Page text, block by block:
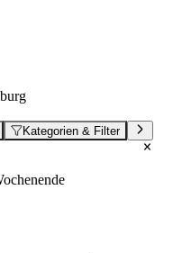
Kategorien & Filter